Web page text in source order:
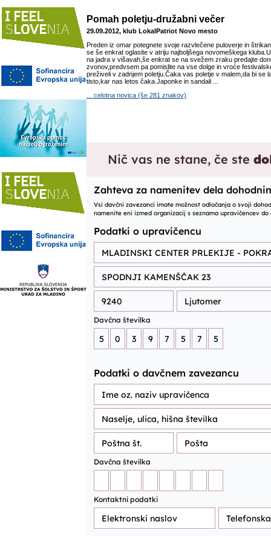
Pomah poletju-družabni večer
29.09.2012, klub LokalPatriot Novo mesto
Preden iz omar potegnete svoje razvlečene puloverje in
se še enkrat oglasite v atriju najboljšega novomeškega
na jadra v višavah,še enkrat se na svežem zraku predajte
zvonov,predvsem pa pomislite na vse dolge in vroće
preživeli v zadnjem poletju.Čaka vas poletje v malem,da bi se
tisto,kar nas letos čaka.Japonke in sandali ...
... celotna novica (še 281 znakov)